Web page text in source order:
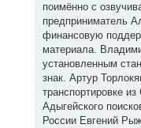
поимённо с
предприниматель
финансовую
материала.
установленным
знак. Артур
транспортировке
Адыгейского
России Евгений